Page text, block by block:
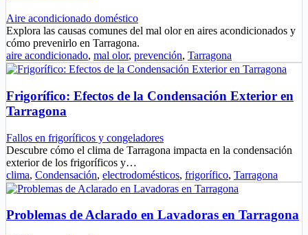
Aire acondicionado doméstico
Explora las causas comunes del mal olor en aires acondicionados y
cómo prevenirlo en Tarragona.
aire acondicionado, mal olor, prevención, Tarragona
Frigorífico: Efectos de la Condensación Exterior en
Tarragona
Fallos en frigoríficos y congeladores
Descubre cómo el clima de Tarragona impacta en la condensación
exterior de los frigoríficos y…
clima, Condensación, electrodomésticos, frigorífico, Tarragona
Problemas de Aclarado en Lavadoras en Tarragona